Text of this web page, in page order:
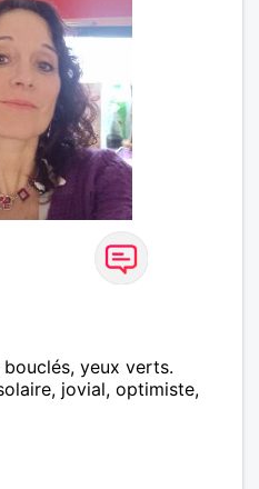
yeux verts.
jovial, optimiste,